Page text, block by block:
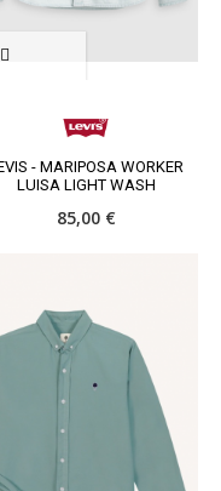
- MARIPOSA WORKER
LUISA LIGHT WASH
85,00 €